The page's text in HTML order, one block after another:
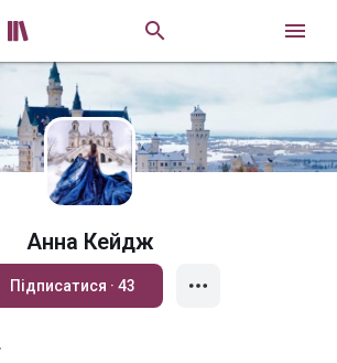
 
Анна Кейдж
Підписатися · 43